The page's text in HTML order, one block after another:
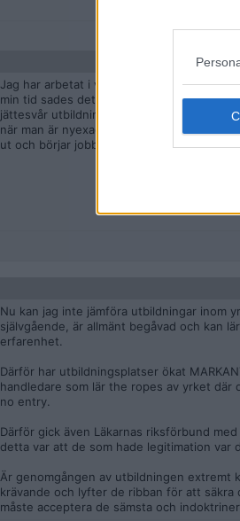
Jag har arbetat i vården i många år och
min tid sades det iaf att GUs utbildning
jättesvår utbildning att ta sig igenom ens
när man är nyexad. Mycket av själva
ut och börjar jobba ändå.
Nu kan jag inte jämföra utbildningar inom
självgående, är allmänt begåvad och kan
erfarenhet.
Därför har utbildningsplatser ökat
handledare som lär the ropes av yrket
no entry.
Därför gick även Läkarnas riksförbund
detta var att de som hade legitimation var
Är genomgången av utbildningen extremt
krävande och lyfter de ribban för att
måste acceptera de sämsta och